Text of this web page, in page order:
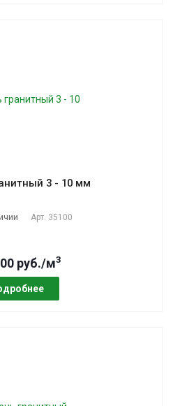
3 - 10 мм
Арт. 35100
руб./м3